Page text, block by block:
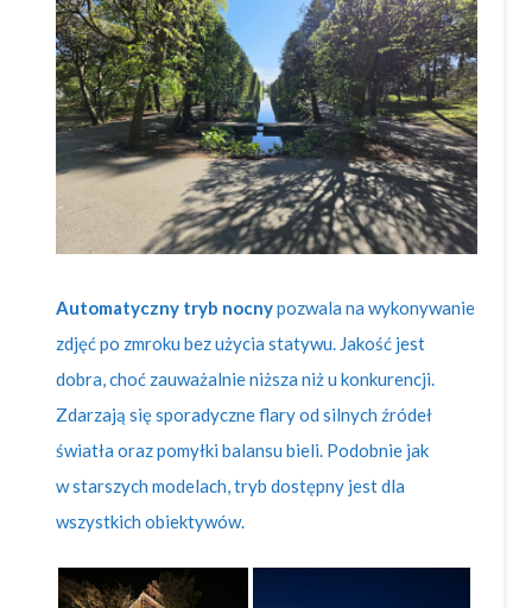
Automatyczny tryb nocnypozwala na wykonywanie
zdjęć po zmroku bez użycia statywu. Jakość jest
dobra, choć zauważalnie niższa niż u konkurencji.
Zdarzają się sporadyczne flary od silnych źródeł
światła oraz pomyłki balansu bieli. Podobnie jak
w starszych modelach, tryb dostępny jest dla
wszystkich obiektywów.